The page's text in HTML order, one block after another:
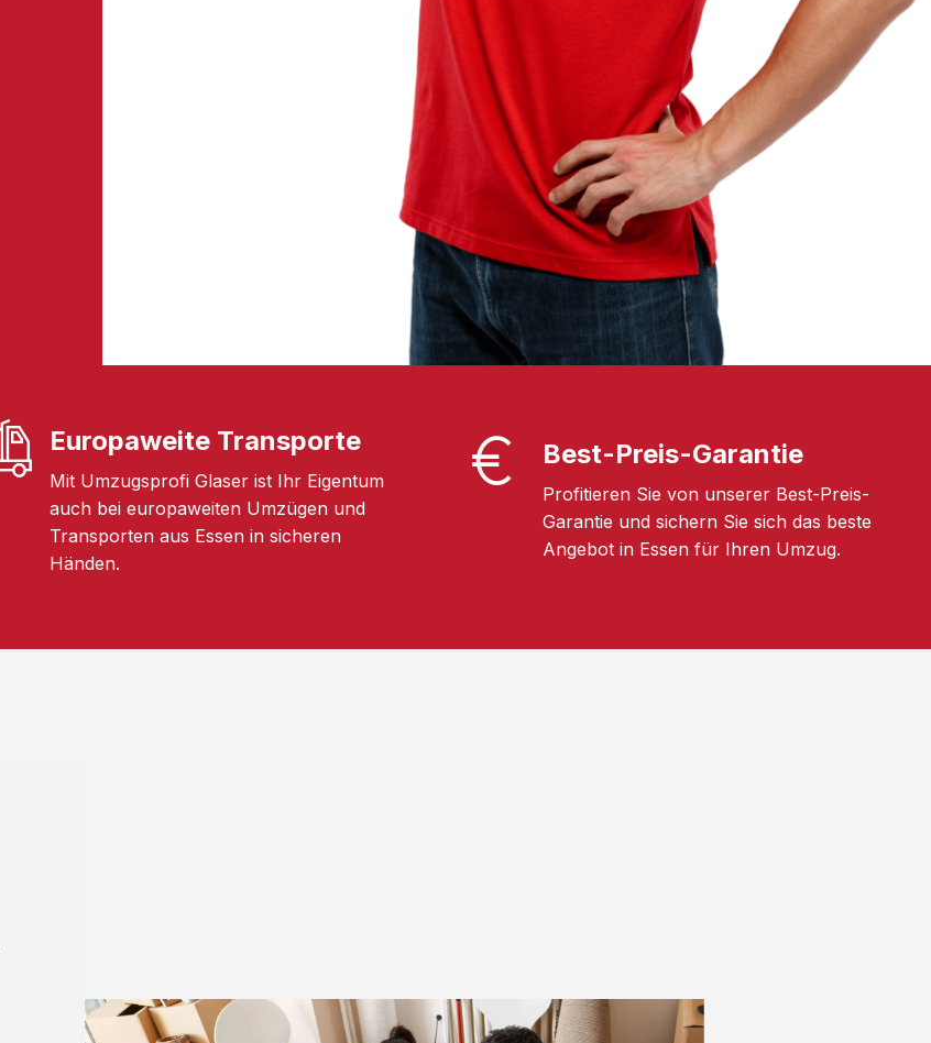
Europaweite Transporte
Mit Umzugsprofi Glaser ist Ihr Eigentum
auch bei europaweiten Umzügen und
Transporten aus Essen in sicheren
Händen.
Best-Preis-Garantie
Profitieren Sie von unserer Best-Preis-
Garantie und sichern Sie sich das beste
Angebot in Essen für Ihren Umzug.